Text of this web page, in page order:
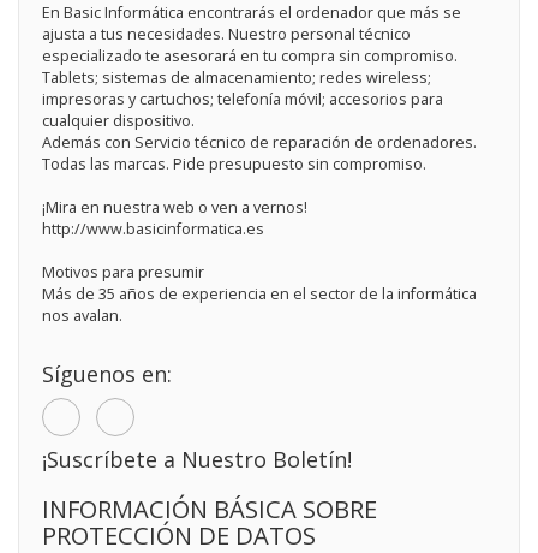
En Basic Informática encontrarás el ordenador que más se
ajusta a tus necesidades. Nuestro personal técnico
especializado te asesorará en tu compra sin compromiso.
Tablets; sistemas de almacenamiento; redes wireless;
impresoras y cartuchos; telefonía móvil; accesorios para
cualquier dispositivo.
Además con Servicio técnico de reparación de ordenadores.
Todas las marcas. Pide presupuesto sin compromiso.
¡Mira en nuestra web o ven a vernos!
http://www.basicinformatica.es
Motivos para presumir
Más de 35 años de experiencia en el sector de la informática
nos avalan.
Síguenos en:
¡Suscríbete a Nuestro Boletín!
INFORMACIÓN BÁSICA SOBRE
PROTECCIÓN DE DATOS